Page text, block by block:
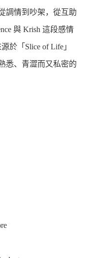
調情到吵架，從互助
與 Krish 這段感情
於「Slice of Life」
悉、青澀而又私密的